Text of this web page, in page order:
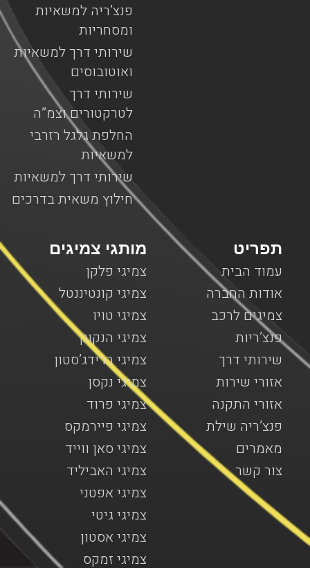
פנצ’ריה למשאיות
ומסחריות
שירותי דרך למשאיות
ואוטובוסים
שירותי דרך
לטרקטורים וצמ”ה
החלפת גלגל רזרבי
למשאיות
שירותי דרך למשאיות
חילוץ משאית בדרכים
מותגי צמיגים
צמיגי פלקן
צמיגי קונטיננטל
צמיגי טויו
צמיגי הנקוק
צמיגי ברידג’סטון
צמיגי נקסן
צמיגי פרוד
צמיגי פיירמקס
צמיגי סאן ווייד
צמיגי האביליד
צמיגי אפטני
צמיגי גיטי
צמיגי אסטון
צמיגי זמקס
תפריט
עמוד הבית
אודות החברה
צמיגים לרכב
פנצ’ריות
שירותי דרך
אזורי שירות
אזורי התקנה
פנצ’ריה שילת
מאמרים
צור קשר